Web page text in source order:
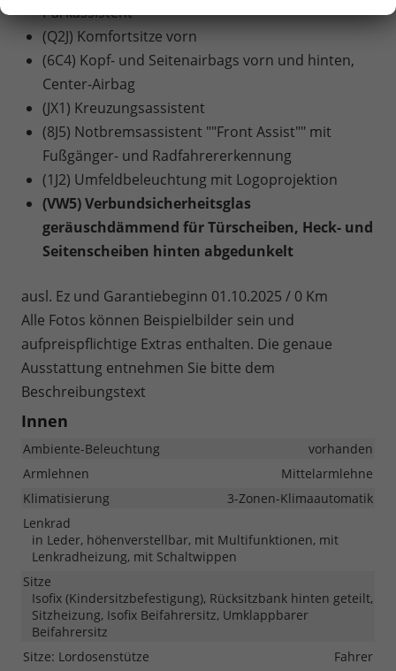
Parkassistent
(Q2J) Komfortsitze vorn
(6C4) Kopf- und Seitenairbags vorn und hinten,
Center-Airbag
(JX1) Kreuzungsassistent
(8J5) Notbremsassistent ""Front Assist"" mit
Fußgänger- und Radfahrererkennung
(1J2) Umfeldbeleuchtung mit Logoprojektion
(VW5) Verbundsicherheitsglas
geräuschdämmend für Türscheiben, Heck- und
Seitenscheiben hinten abgedunkelt
ausl. Ez und Garantiebeginn 01.10.2025 / 0 Km
Alle Fotos können Beispielbilder sein und
aufpreispflichtige Extras enthalten. Die genaue
Ausstattung entnehmen Sie bitte dem
Beschreibungstext
Innen
Ambiente-Beleuchtung
vorhanden
Armlehnen
Mittelarmlehne
Klimatisierung
3-Zonen-Klimaautomatik
Lenkrad
in Leder, höhenverstellbar, mit Multifunktionen, mit
Lenkradheizung, mit Schaltwippen
Sitze
Isofix (Kindersitzbefestigung), Rücksitzbank hinten geteilt,
Sitzheizung, Isofix Beifahrersitz, Umklappbarer
Beifahrersitz
Sitze: Lordosenstütze
Fahrer